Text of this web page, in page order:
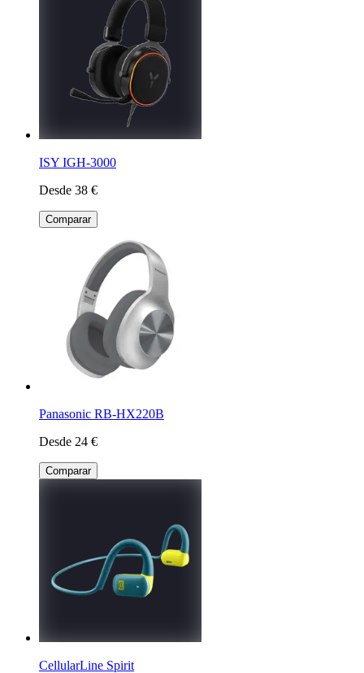
ISY IGH-3000
Desde 38 €
Comparar
Panasonic RB-HX220B
Desde 24 €
Comparar
CellularLine Spirit